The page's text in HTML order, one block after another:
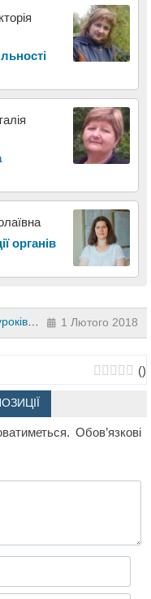
органів
Біологія 8 клас
1 Лютого 2018
()
Обов’язкові